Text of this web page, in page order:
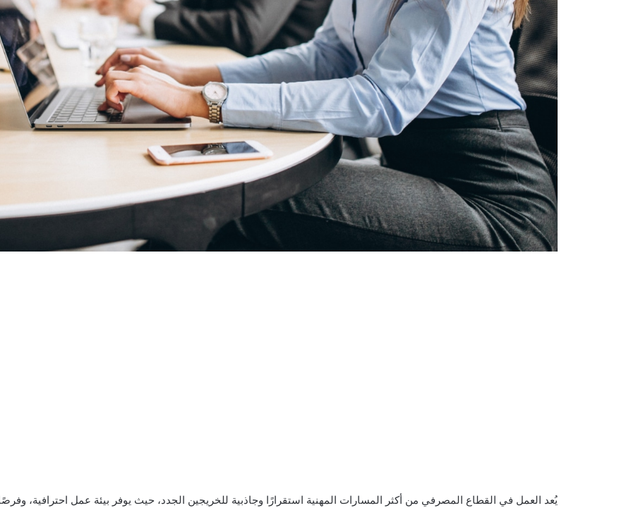
يُعد العمل في القطاع المصرفي من أكثر المسارات المهنية استقرارًا وجاذبية للخريجين الجدد، حيث يوفر بيئة عمل احترافية،